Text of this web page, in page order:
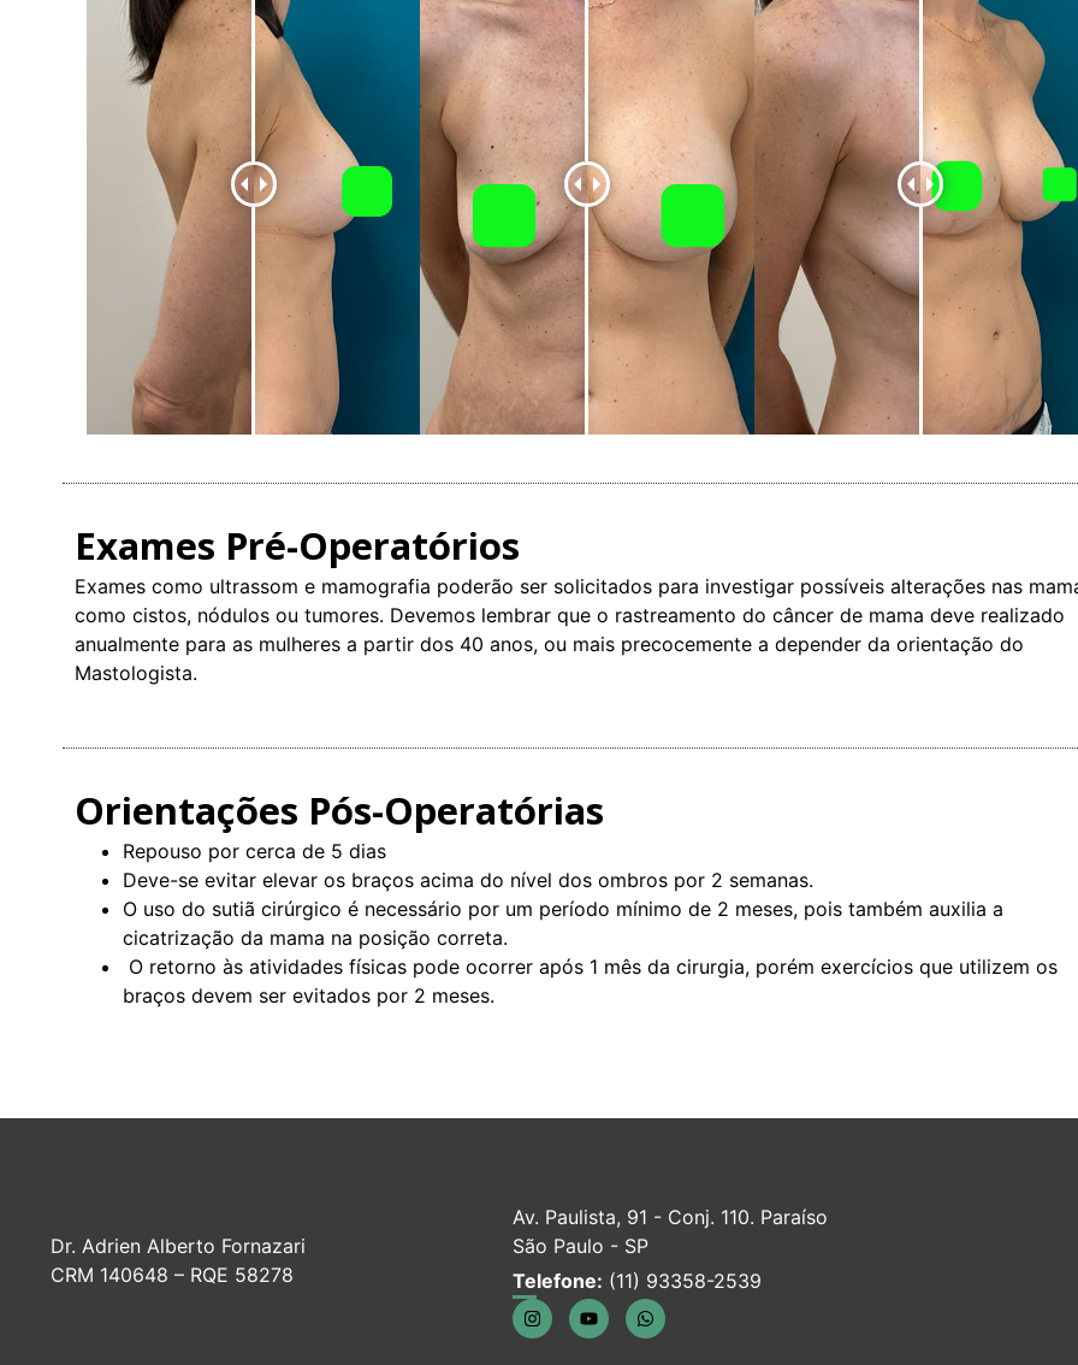
Exames Pré-Operatórios
Exames como ultrassom e mamografia poderão ser solicitados para investigar possíveis alterações nas
como cistos, nódulos ou tumores. Devemos lembrar que o rastreamento do câncer de mama deve realizado
anualmente para as mulheres a partir dos 40 anos, ou mais precocemente a depender da orientação do
Mastologista.
Orientações Pós-Operatórias
Repouso por cerca de 5 dias
Deve-se evitar elevar os braços acima do nível dos ombros por 2 semanas.
O uso do sutiã cirúrgico é necessário por um período mínimo de 2 meses, pois também auxilia a
cicatrização da mama na posição correta.
O retorno às atividades físicas pode ocorrer após 1 mês da cirurgia, porém exercícios que utilizem os
braços devem ser evitados por 2 meses.
Dr. Adrien Alberto Fornazari
CRM 140648 – RQE 58278
Av. Paulista, 91 - Conj. 110. Paraíso
São Paulo - SP
Telefone: (11) 93358-2539